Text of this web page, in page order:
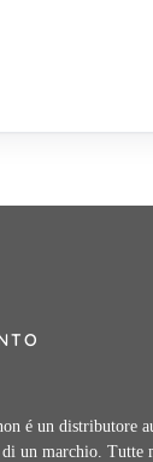
é un distributore
di un marchio.